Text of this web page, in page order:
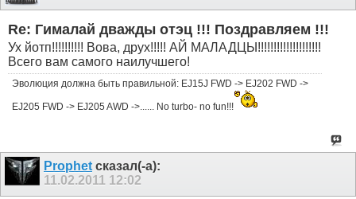
Re: Гималай дважды отэц !!! Поздравляем !!!
Ух йотп!!!!!!!!!! Вова, друх!!!!! АЙ МАЛАДЦЫ!!!!!!!!!!!!!!!!!!!!
Всего вам самого наилучшего!
Эволюция должна быть правильной: EJ15J FWD -> EJ202 FWD ->
EJ205 FWD -> EJ205 AWD ->...... No turbo- no fun!!!
Prophet сказал(-а):
11.02.2011 12:02